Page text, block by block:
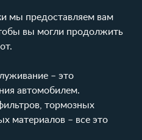
мы предоставляем вам
вы могли продолжить
– это
автомобилем.
тормозных
материалов – все это